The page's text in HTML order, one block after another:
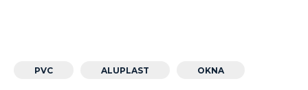
PVC ALUPLAST OKNA